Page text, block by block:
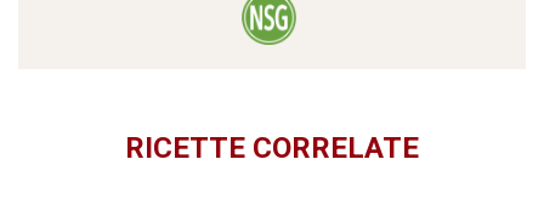
RICETTE CORRELATE